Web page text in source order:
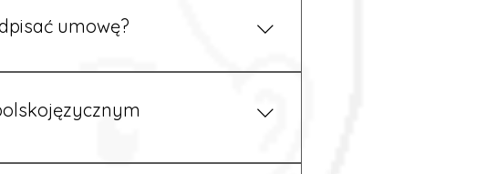
umowę?
temu masz pewność, że wszystkie